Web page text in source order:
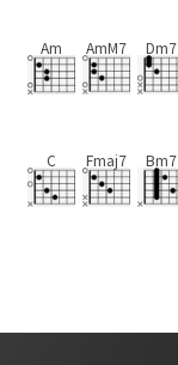
Am AmM7 Dm7
C Fmaj7 Bm7